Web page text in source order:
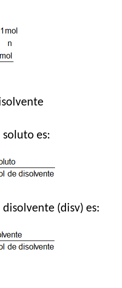
soluto es:
(disv) es: